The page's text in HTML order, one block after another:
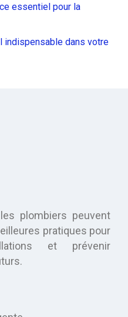
essentiel pour la
indispensable dans votre
plombiers peuvent
pratiques pour
et prévenir